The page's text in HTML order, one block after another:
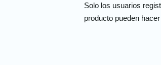
Solo los usuarios
producto pueden